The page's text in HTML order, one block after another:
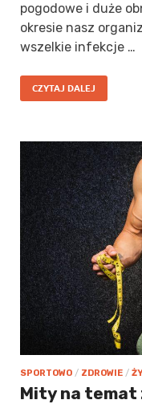
pogodowe i duże
okresie nasz
wszelkie infekcje …
CZYTAJ DALEJ
SPORTOWO / ZDROWIE /
Mity na